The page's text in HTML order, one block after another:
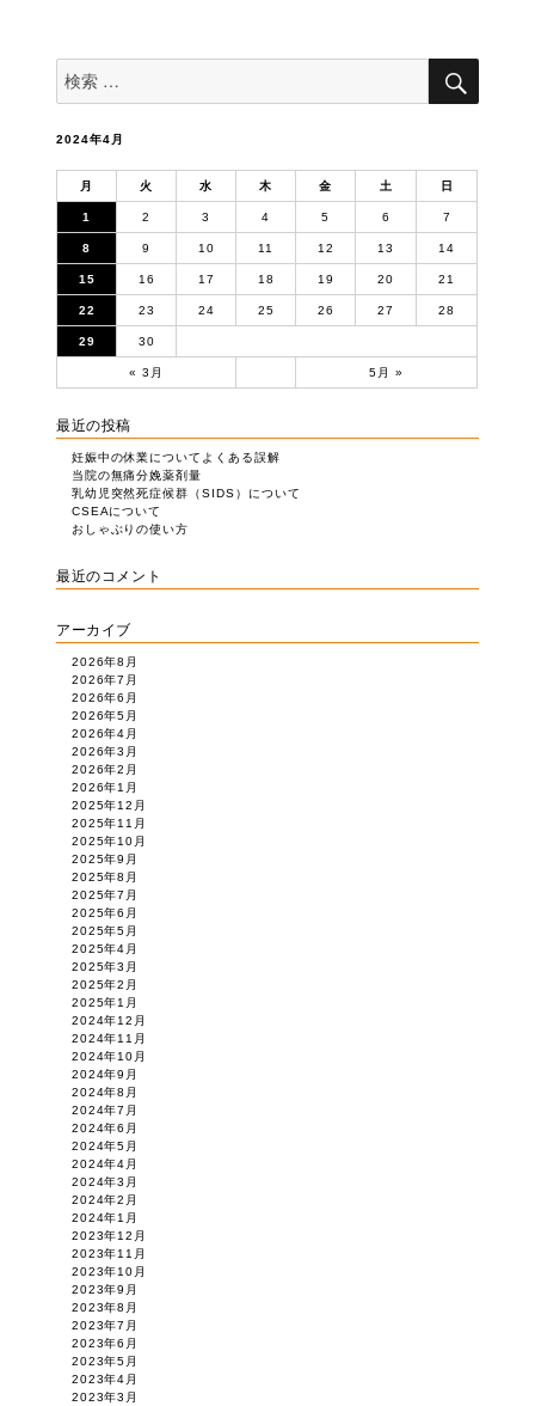
索
対
検
2024年4月
月 火 水 木 金 土 日
« 3月 5月 »
1 2 3 4 5 6 7
8 9 10 11 12 13 14
15 16 17 18 19 20 21
22 23 24 25 26 27 28
29 30
最近の投稿
妊娠中の休業についてよくある誤解
当院の無痛分娩薬剤量
乳幼児突然死症候群（SIDS）について
CSEAについて
おしゃぶりの使い方
最近のコメント
アーカイブ
2026年8月
2026年7月
2026年6月
2026年5月
2026年4月
2026年3月
2026年2月
2026年1月
2025年12月
2025年11月
2025年10月
2025年9月
2025年8月
2025年7月
2025年6月
2025年5月
2025年4月
2025年3月
2025年2月
2025年1月
2024年12月
2024年11月
2024年10月
2024年9月
2024年8月
2024年7月
2024年6月
2024年5月
2024年4月
2024年3月
2024年2月
2024年1月
2023年12月
2023年11月
2023年10月
2023年9月
2023年8月
2023年7月
2023年6月
2023年5月
2023年4月
2023年3月